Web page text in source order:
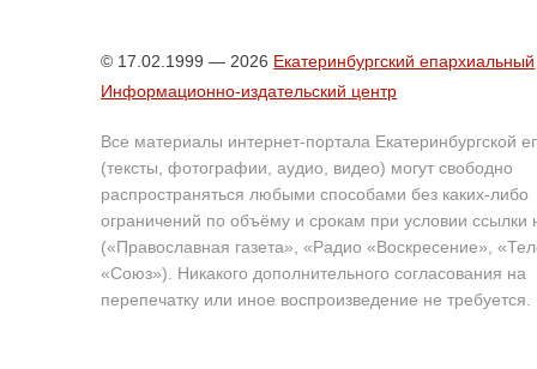
© 17.02.1999 — 2026 Екатеринбургский епархиальный
Информационно-издательский центр
Все материалы интернет-портала Екатеринбургской
(тексты, фотографии, аудио, видео) могут свободно
распространяться любыми способами без каких-либо
ограничений по объёму и срокам при условии ссылки
(«Православная газета», «Радио «Воскресение»,
«Союз»). Никакого дополнительного согласования на
перепечатку или иное воспроизведение не требуется.